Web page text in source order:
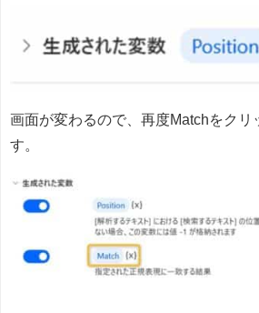
画面が変わるので、再度Matchをクリ
す。